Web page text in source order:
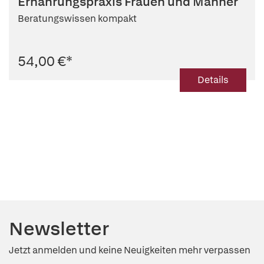
(Beitr.),Julia Sausmikat (Beitr.),Birgit-Christiane Zyriax (Beitr.)
Beratungswissen kompakt
54,00 €*
Details
Newsletter
Jetzt anmelden und keine Neuigkeiten mehr verpassen